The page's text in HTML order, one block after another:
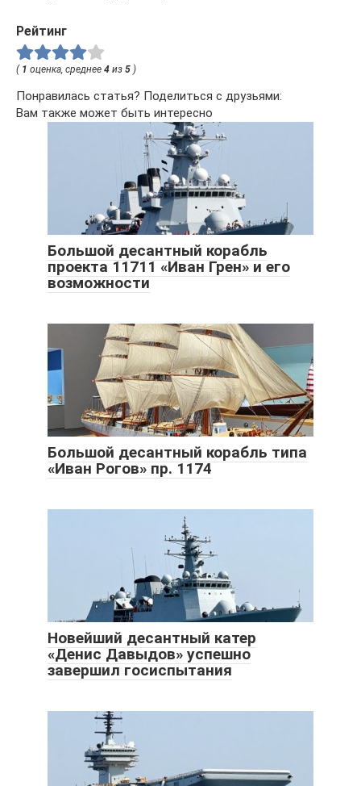
Рейтинг
( 1 оценка, среднее 4 из 5 )
Понравилась статья? Поделиться с друзьями:
Вам также может быть интересно
Большой десантный корабль
проекта 11711 «Иван Грен» и его
возможности
Большой десантный корабль типа
«Иван Рогов» пр. 1174
Новейший десантный катер
«Денис Давыдов» успешно
завершил госиспытания